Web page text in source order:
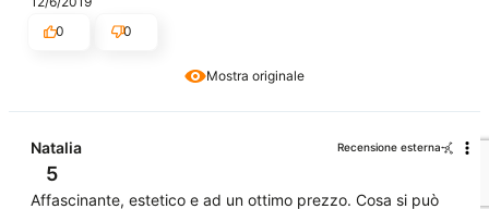
Mostra originale
0
0
Natalia Recensione esterna
5
Affascinante, estetico e ad un ottimo prezzo. Cosa si può